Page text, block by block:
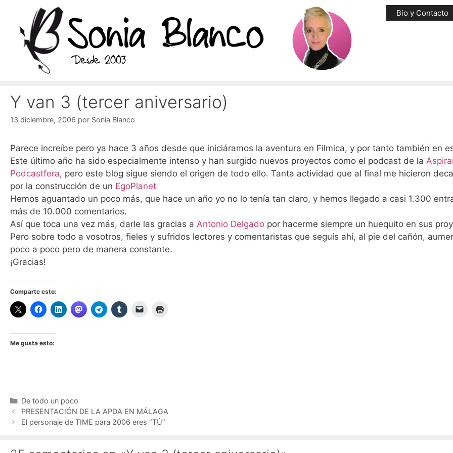
contenido
Bio y Contacto
Y van 3 (tercer aniversario)
13 diciembre, 2006 por Sonia Blanco
Parece increíbe pero ya hace 3 años desde que iniciáramos la aventura en Filmica, y por tanto también en
Este último año ha sido especialmente intenso y han surgido nuevos proyectos como el podcast de la
Podcastfera, pero este blog sigue siendo el origen de todo ello. Tanta actividad que al final me hicieron
por la construcción de un EgoPlanet
Hemos aguantado un poco más, que hace un año yo no lo tenía tan claro, y hemos llegado a casi 1.300
más de 10.000 comentarios.
Así que toca una vez más, darle las gracias a Antonio Delgado por hacerme siempre un huequito en sus
Pero sobre todo a vosotros, fieles y sufridos lectores y comentaristas que seguís ahí, al pie del cañón,
poco a poco pero de manera constante.
¡Gracias!
Comparte esto:
Me gusta esto:
Categorías
De todo un poco
PRESENTACIÓN DE LA APDA EN MÁLAGA
El personaje de TIME para 2006 eres “TÚ”